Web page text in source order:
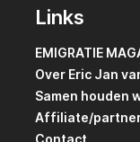
Links
EMIGRATIE
Over Eric Jan
Samen houden
Affiliate/
Contact